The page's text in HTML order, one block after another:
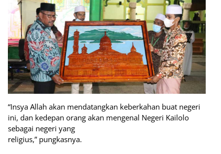
“Insya Allah akan mendatangkan keberkahan buat negeri
ini, dan kedepan orang akan mengenal Negeri Kailolo
sebagai negeri yang
religius,” pungkasnya.